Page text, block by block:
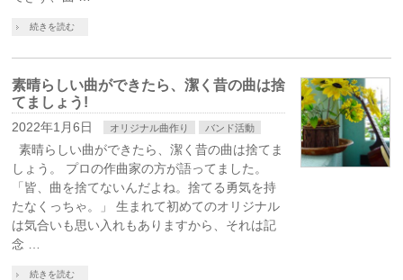
続きを読む
素晴らしい曲ができたら、潔く昔の曲は捨
てましょう!
2022年1月6日 オリジナル曲作り バンド活動
素晴らしい曲ができたら、潔く昔の曲は捨てま
しょう。 プロの作曲家の方が語ってました。
「皆、曲を捨てないんだよね。捨てる勇気を持
たなくっちゃ。」 生まれて初めてのオリジナル
は気合いも思い入れもありますから、それは記
念 …
続きを読む